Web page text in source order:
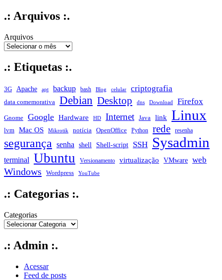
.: Arquivos :.
Arquivos
.: Etiquetas :.
3G Apache apt backup bash Blog celular criptografia
data comemorativa Debian Desktop dns Download Firefox
Gnome Google Hardware HD Internet Java link Linux
lvm Mac OS Mikrotik notícia OpenOffice Python rede resenha
segurança senha shell Shell-script SSH Sysadmin
terminal Ubuntu Versionamento virtualização VMware web
Windows Wordpress YouTube
.: Categorias :.
Categorias
.: Admin :.
Acessar
Feed de posts